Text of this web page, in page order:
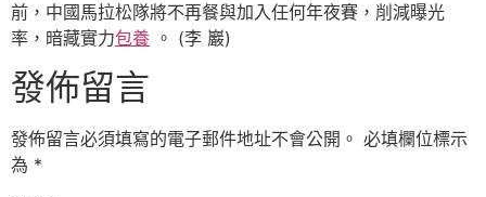
前，中國馬拉松隊將不再餐與加入任何年夜賽，削減曝光
率，暗藏實力包養 。 (李 巖)
發佈留言
發佈留言必須填寫的電子郵件地址不會公開。 必填欄位標示
為 *